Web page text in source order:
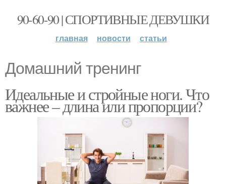
90-60-90 | СПОРТИВНЫЕ ДЕВУШКИ
главная новости статьи
Домашний тренинг
Идеальные и стройные ноги. Что
важнее – длина или пропорции?